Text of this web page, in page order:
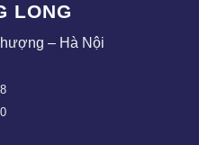
LONG
– Hà Nội